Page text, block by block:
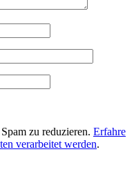
zu reduzieren. Erfahre
verarbeitet werden.